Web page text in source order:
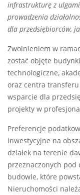
infrastrukturę z
prowadzenia
dla przedsiębiorców,
Zwolnieniem w
zostać objęte
technologiczne,
oraz centra
wsparcie dla
projekty w
Preferencje
inwestycyjne na
działek na terenie
przeznaczonych pod
budowle, które
Nieruchomości